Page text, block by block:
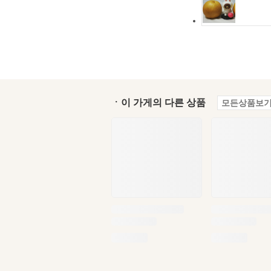
ㆍ이 가게의 다른 상품 모든상품보